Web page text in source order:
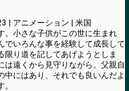
| アニメーション | 米国
。小さな子供がこの世に生まれ
でいろんな事を経験して成長して
限り道を記してあげようとしま
は遠くから見守りながら。父親自
中にはあり、それでも良いんだよ